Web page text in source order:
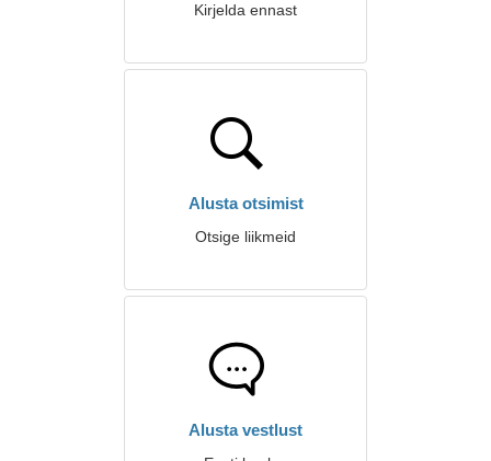
Kirjelda ennast
Alusta otsimist
Otsige liikmeid
Alusta vestlust